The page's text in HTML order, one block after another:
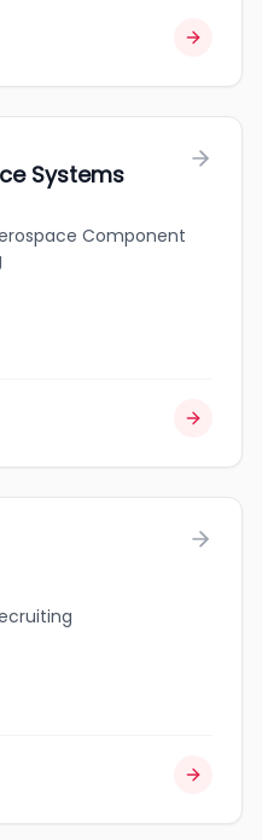
Systems
Component